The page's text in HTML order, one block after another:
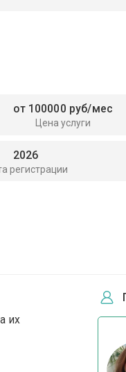
Цена услуги
от 100000 руб/мес
регистрации
2026
их